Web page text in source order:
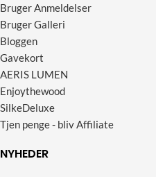
Bruger Anmeldelser
Bruger Galleri
Bloggen
Gavekort
AERIS LUMEN
Enjoythewood
SilkeDeluxe
Tjen penge - bliv Affiliate
NYHEDER